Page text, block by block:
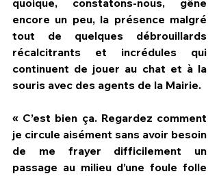
quoique, constatons-nous, gêne
encore un peu, la présence malgré
tout de quelques débrouillards
récalcitrants et incrédules qui
continuent de jouer au chat et à la
souris avec des agents de la Mairie.
« C’est bien ça. Regardez comment
je circule aisément sans avoir besoin
de me frayer difficilement un
passage au milieu d’une foule folle